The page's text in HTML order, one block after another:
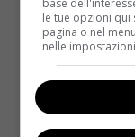
l’allenamento
tanto i muscoli
delle gambe.
alla prima
Kendall Jenner
danzaclassica,
base
le tue opzioni qui
pagina o nel
nelle